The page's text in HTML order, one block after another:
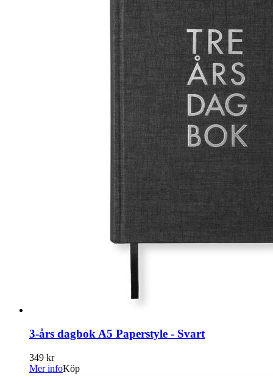
3-års dagbok A5 Paperstyle - Svart
349 kr
Mer infoKöp